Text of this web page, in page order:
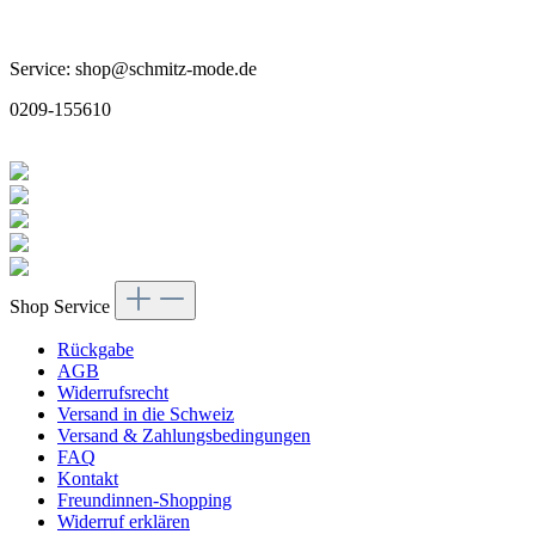
Service: shop@schmitz-mode.de
0209-155610
Shop Service
Rückgabe
AGB
Widerrufsrecht
Versand in die Schweiz
Versand & Zahlungsbedingungen
FAQ
Kontakt
Freundinnen-Shopping
Widerruf erklären